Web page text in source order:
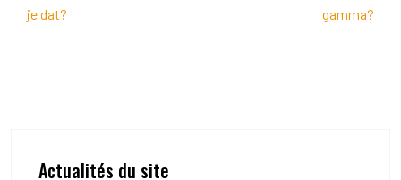
je dat?
gamma?
Actualités du site